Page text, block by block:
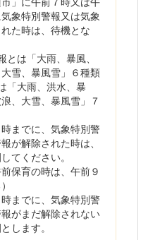
象特別警報又は気象
た時は、待機とな
とは「大雨、暴風、
雪、暴風雪」６種類
「大雨、洪水、暴
、大雪、暴風雪」７
までに、気象特別警
が解除された時は、
てください。
前保育の時は、午前９
までに、気象特別警
がまだ解除されない
します。